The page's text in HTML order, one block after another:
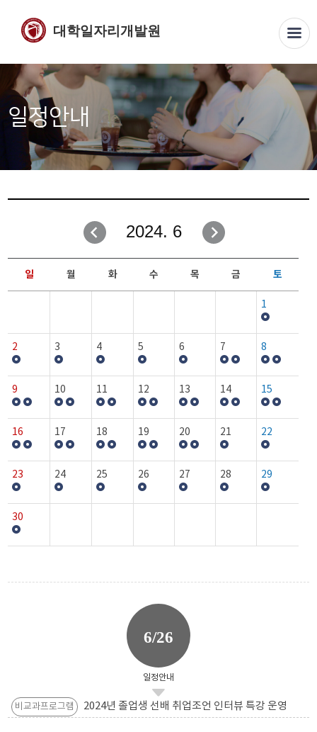
대학일자리개발원
일정안내
2024. 6
일 월 화 수 목 금 토
1
2 3 4 5 6 7 8
9 10 11 12 13 14 15
16 17 18 19 20 21 22
23 24 25 26 27 28 29
30
6/26
일정안내
비교과프로그램 2024년 졸업생 선배 취업조언 인터뷰 특강 운영